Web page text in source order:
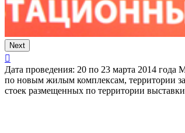
Next
Дата проведения: 20 по 23 марта 2014 года
по новым жилым комплексам, территории
стоек размещенных по территории